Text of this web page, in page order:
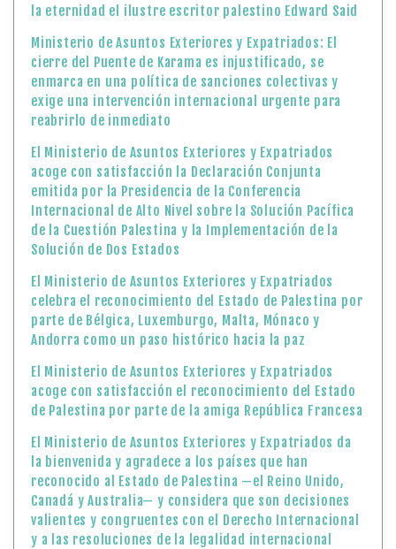
la eternidad el ilustre escritor palestino Edward Said
Ministerio de Asuntos Exteriores y Expatriados: El
cierre del Puente de Karama es injustificado, se
enmarca en una política de sanciones colectivas y
exige una intervención internacional urgente para
reabrirlo de inmediato
El Ministerio de Asuntos Exteriores y Expatriados
acoge con satisfacción la Declaración Conjunta
emitida por la Presidencia de la Conferencia
Internacional de Alto Nivel sobre la Solución Pacífica
de la Cuestión Palestina y la Implementación de la
Solución de Dos Estados
El Ministerio de Asuntos Exteriores y Expatriados
celebra el reconocimiento del Estado de Palestina por
parte de Bélgica, Luxemburgo, Malta, Mónaco y
Andorra como un paso histórico hacia la paz
El Ministerio de Asuntos Exteriores y Expatriados
acoge con satisfacción el reconocimiento del Estado
de Palestina por parte de la amiga República Francesa
El Ministerio de Asuntos Exteriores y Expatriados da
la bienvenida y agradece a los países que han
reconocido al Estado de Palestina —el Reino Unido,
Canadá y Australia— y considera que son decisiones
valientes y congruentes con el Derecho Internacional
y a las resoluciones de la legalidad internacional